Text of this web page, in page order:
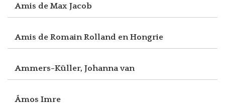
Amis de Max Jacob
Amis de Romain Rolland en Hongrie
Ammers-Küller, Johanna van
Ámos Imre